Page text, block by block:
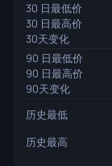
30 日最低价
30 日最高价
30天变化
90 日最低价
90 日最高价
90天变化
历史最低
历史最高